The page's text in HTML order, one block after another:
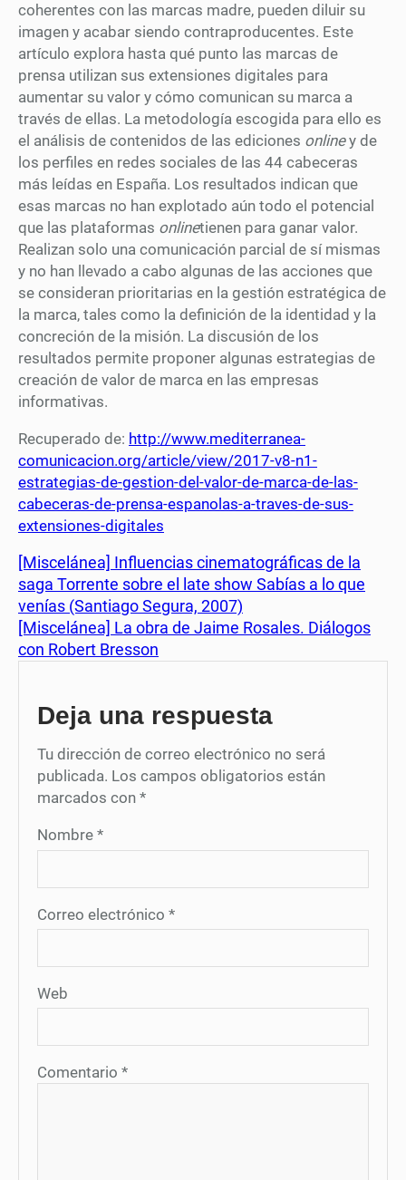
coherentes con las marcas madre, pueden diluir su
imagen y acabar siendo contraproducentes. Este
artículo explora hasta qué punto las marcas de
prensa utilizan sus extensiones digitales para
aumentar su valor y cómo comunican su marca a
través de ellas. La metodología escogida para ello es
el análisis de contenidos de las ediciones onliney de
los perfiles en redes sociales de las 44 cabeceras
más leídas en España. Los resultados indican que
esas marcas no han explotado aún todo el potencial
que las plataformas onlinetienen para ganar valor.
Realizan solo una comunicación parcial de sí mismas
y no han llevado a cabo algunas de las acciones que
se consideran prioritarias en la gestión estratégica de
la marca, tales como la definición de la identidad y la
concreción de la misión. La discusión de los
resultados permite proponer algunas estrategias de
creación de valor de marca en las empresas
informativas.
Recuperado de: http://www.mediterranea-
comunicacion.org/article/view/2017-v8-n1-
estrategias-de-gestion-del-valor-de-marca-de-las-
cabeceras-de-prensa-espanolas-a-traves-de-sus-
extensiones-digitales
[Miscelánea] Influencias cinematográficas de la
saga Torrente sobre el late show Sabías a lo que
venías (Santiago Segura, 2007)
[Miscelánea] La obra de Jaime Rosales. Diálogos
con Robert Bresson
Deja una respuesta
Tu dirección de correo electrónico no será
publicada. Los campos obligatorios están
marcados con *
Nombre *
Correo electrónico *
Web
Comentario *